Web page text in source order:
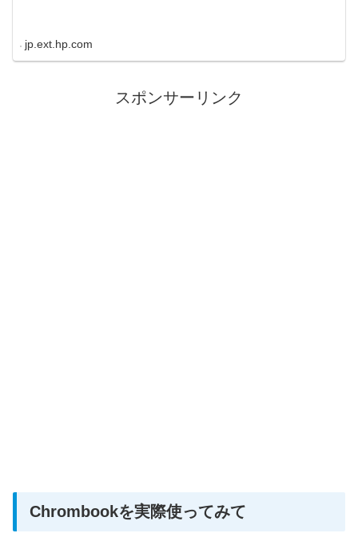
jp.ext.hp.com
スポンサーリンク
Chrombookを実際使ってみて